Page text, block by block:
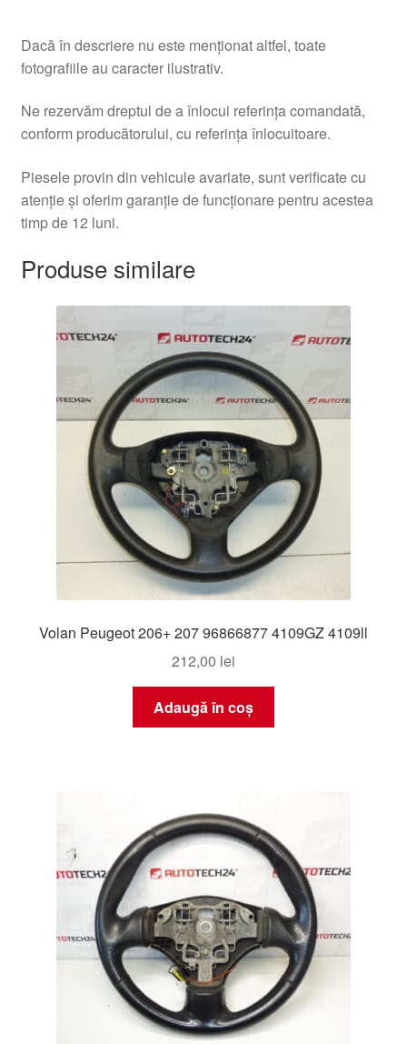
Dacă în descriere nu este menționat altfel, toate
fotografiile au caracter ilustrativ.
Ne rezervăm dreptul de a înlocui referința comandată,
conform producătorului, cu referința înlocuitoare.
Piesele provin din vehicule avariate, sunt verificate cu
atenție și oferim garanție de funcționare pentru acestea
timp de 12 luni.
Produse similare
Volan Peugeot 206+ 207 96866877 4109GZ 4109ll
212,00 lei
Adaugă în coș